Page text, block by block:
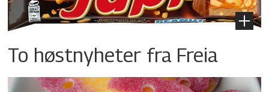
To høstnyheter fra Freia